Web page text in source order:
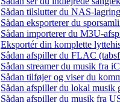
Sådan tilslutter du NAS-
Sådan eksporterer du
Sådan importerer du M3U-
Eksportér din komplette
Sådan afspiller du FLAC
Sådan streamer du musik fra
Sådan tilføjer og viser du
Sådan afspiller du lokal musik
Sådan afspiller du musik fra